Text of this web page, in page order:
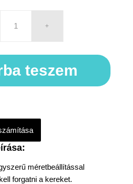
méretbeállítással
forgatni a kereket.
teszem